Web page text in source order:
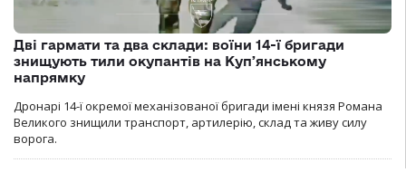
Дві гармати та два склади: воїни 14-ї бригади
знищують тили окупантів на Купʼянському
напрямку
Дронарі 14-ї окремої механізованої бригади імені князя Романа
Великого знищили транспорт, артилерію, склад та живу силу
ворога.